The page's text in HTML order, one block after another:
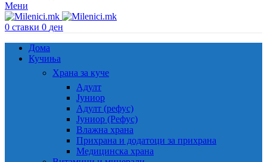
Мени
0 ставки 0 ден
Дома
Кучиња
Храна за куче
Адулт
Јуниор
Адулт (рефус)
Јуниор (Рефус)
Влажна храна
Прихрана и додатоци за прихрана
Медицинска храна